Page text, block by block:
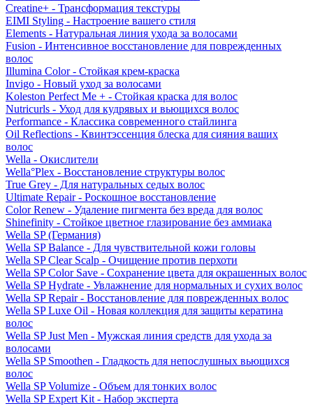
Creatine+ - Трансформация текстуры
EIMI Styling - Настроение вашего стиля
Elements - Натуральная линия ухода за волосами
Fusion - Интенсивное восстановление для поврежденных
волос
Illumina Color - Стойкая крем-краска
Invigo - Новый уход за волосами
Koleston Perfect Me + - Стойкая краска для волос
Nutricurls - Уход для кудрявых и вьющихся волос
Performance - Классика современного стайлинга
Oil Reflections - Квинтэссенция блеска для сияния ваших
волос
Wella - Окислители
Wella°Plex - Восстановление структуры волос
True Grey - Для натуральных седых волос
Ultimate Repair - Роскошное восстановление
Color Renew - Удаление пигмента без вреда для волос
Shinefinity - Стойкое цветное глазирование без аммиака
Wella SP (Германия)
Wella SP Balance - Для чувствительной кожи головы
Wella SP Clear Scalp - Очищение против перхоти
Wella SP Color Save - Сохранение цвета для окрашенных волос
Wella SP Hydrate - Увлажнение для нормальных и сухих волос
Wella SP Repair - Восстановление для поврежденных волос
Wella SP Luxe Oil - Новая коллекция для защиты кератина
волос
Wella SP Just Men - Мужская линия средств для ухода за
волосами
Wella SP Smoothen - Гладкость для непослушных вьющихся
волос
Wella SP Volumize - Объем для тонких волос
Wella SP Expert Kit - Набор эксперта